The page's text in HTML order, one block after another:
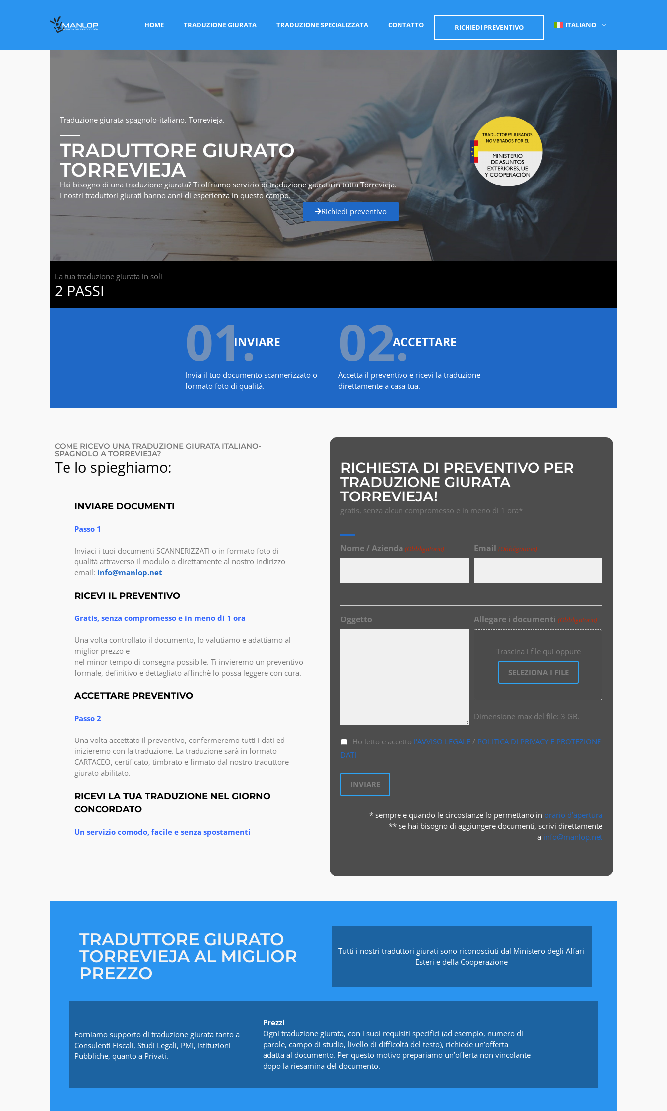
HOME TRADUZIONE GIURATA TRADUZIONE SPECIALIZZATA CONTATTO RICHIEDI PREVENTIVO ITALIANO
Traduzione giurata spagnolo-italiano, Torrevieja.
TRADUTTORE GIURATO
TORREVIEJA
Hai bisogno di una traduzione giurata? Ti offriamo servizio di traduzione giurata in tutta Torrevieja.
I nostri traduttori giurati hanno anni di esperienza in questo campo.
Richiedi preventivo
La tua traduzione giurata in soli
2 PASSI
01.INVIARE
Invia il tuo documento scannerizzato o
formato foto di qualità.
02.ACCETTARE
Accetta il preventivo e ricevi la traduzione
direttamente a casa tua.
COME RICEVO UNA TRADUZIONE GIURATA ITALIANO-
SPAGNOLO A TORREVIEJA?
Te lo spieghiamo:
INVIARE DOCUMENTI
Passo 1
Inviaci i tuoi documenti SCANNERIZZATI o in formato foto di
qualità attraverso il modulo o direttamente al nostro indirizzo
email: info@manlop.net
RICEVI IL PREVENTIVO
Gratis, senza compromesso e in meno di 1 ora
Una volta controllato il documento, lo valutiamo e adattiamo al
miglior prezzo e
nel minor tempo di consegna possibile. Ti invieremo un preventivo
formale, definitivo e dettagliato affinchè lo possa leggere con cura.
ACCETTARE PREVENTIVO
Passo 2
Una volta accettato il preventivo, confermeremo tutti i dati ed
inizieremo con la traduzione. La traduzione sarà in formato
CARTACEO, certificato, timbrato e firmato dal nostro traduttore
giurato abilitato.
RICEVI LA TUA TRADUZIONE NEL GIORNO
CONCORDATO
Un servizio comodo, facile e senza spostamenti
RICHIESTA DI PREVENTIVO PER
TRADUZIONE GIURATA
TORREVIEJA!
gratis, senza alcun compromesso e in meno di 1 ora*
Nome / Azienda (Obbligatorio) Email (Obbligatorio)
Oggetto Allegare i documenti (Obbligatorio)
Trascina i file qui oppure
SELEZIONA I FILE
Dimensione max del file: 3 GB.
Ho letto e accetto l'AVVISO LEGALE/ POLITICA DI PRIVACY E PROTEZIONE
DATI
* sempre e quando le circostanze lo permettano in orario d’apertura
** se hai bisogno di aggiungere documenti, scrivi direttamente
a info@manlop.net
TRADUTTORE GIURATO
TORREVIEJA AL MIGLIOR
PREZZO
Tutti i nostri traduttori giurati sono riconosciuti dal Ministero degli Affari
Esteri e della Cooperazione
Forniamo supporto di traduzione giurata tanto a
Consulenti Fiscali, Studi Legali, PMI, Istituzioni
Pubbliche, quanto a Privati.
Prezzi
Ogni traduzione giurata, con i suoi requisiti specifici (ad esempio, numero di
parole, campo di studio, livello di difficoltà del testo), richiede un’offerta
adatta al documento. Per questo motivo prepariamo un’offerta non vincolante
dopo la riesamina del documento.